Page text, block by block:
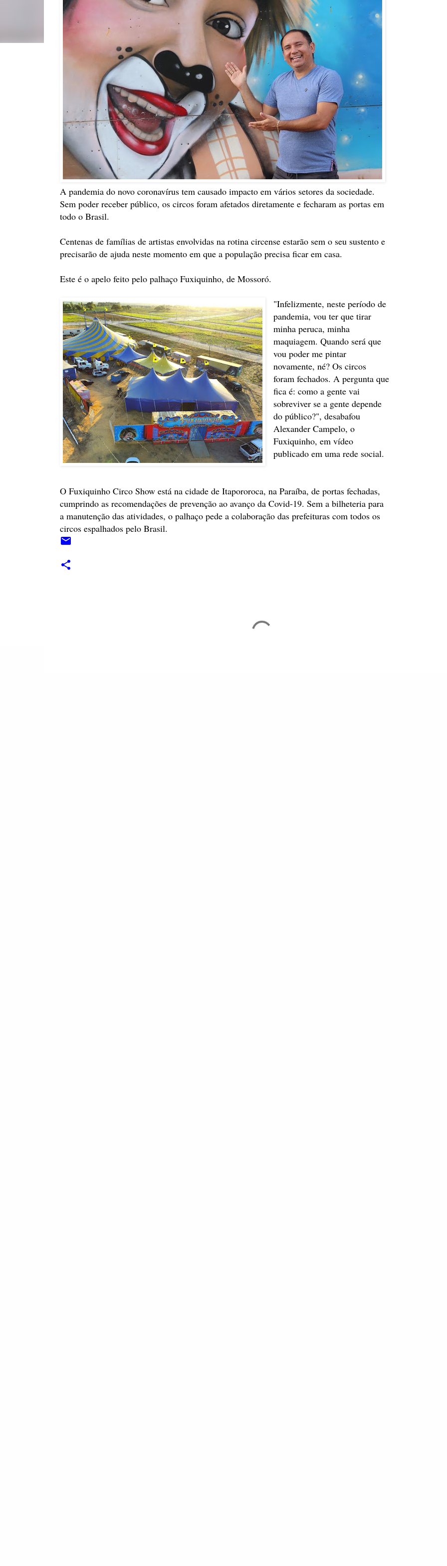
A pandemia do novo coronavírus tem causado impacto em vários setores da sociedade.
Sem poder receber público, os circos foram afetados diretamente e fecharam as portas em
todo o Brasil.
Centenas de famílias de artistas envolvidas na rotina circense estarão sem o seu sustento e
precisarão de ajuda neste momento em que a população precisa ficar em casa.
Este é o apelo feito pelo palhaço Fuxiquinho, de Mossoró.
"Infelizmente, neste período de
pandemia, vou ter que tirar
minha peruca, minha
maquiagem. Quando será que
vou poder me pintar
novamente, né? Os circos
foram fechados. A pergunta que
fica é: como a gente vai
sobreviver se a gente depende
do público?", desabafou
Alexander Campelo, o
Fuxiquinho, em vídeo
publicado em uma rede social.
O Fuxiquinho Circo Show está na cidade de Itapororoca, na Paraíba, de portas fechadas,
cumprindo as recomendações de prevenção ao avanço da Covid-19. Sem a bilheteria para
a manutenção das atividades, o palhaço pede a colaboração das prefeituras com todos os
circos espalhados pelo Brasil.